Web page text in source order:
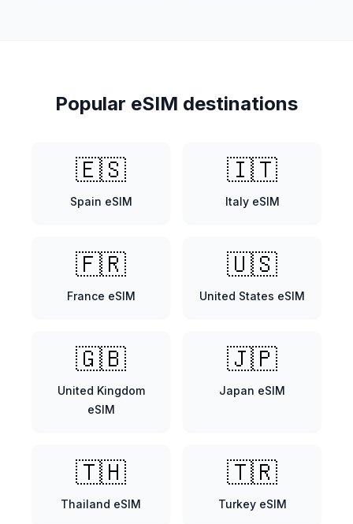
Popular eSIM destinations
🇪🇸
Spain eSIM
🇮🇹
ItalyeSIM
🇫🇷
France eSIM
🇺🇸
United States eSIM
🇬🇧
United Kingdom
eSIM
🇯🇵
Japan eSIM
🇹🇭
Thailand eSIM
🇹🇷
TurkeyeSIM